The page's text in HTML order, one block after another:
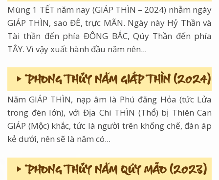
Mùng 1 TẾT năm nay (GIÁP THÌN – 2024) nhằm ngày
GIÁP THÌN, sao ĐÊ, trực MÃN. Ngày này Hỷ Thần và
Tài thần đến phía ĐÔNG BẮC, Qúy Thần đến phía
TÂY. Vì vậy xuất hành đầu năm nên...
PHONG THỦY NĂM GIÁP THÌN (2024)
Năm GIÁP THÌN, nạp âm là Phú đăng Hỏa (tức Lửa
trong đèn lớn), với Địa Chi THÌN (Thổ) bị Thiên Can
GIÁP (Mộc) khắc, tức là người trên khống chế, đàn áp
kẻ dưới, nên sẽ là năm có...
PHONG THỦY NĂM QÚY MÃO (2023)